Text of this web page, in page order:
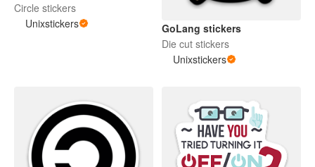
Circle stickers
Unixstickers
GoLang stickers
Die cut stickers
Unixstickers